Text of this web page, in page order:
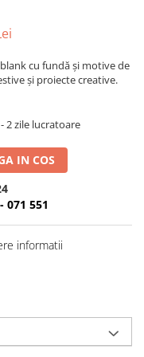
cu fundă și motive de
și proiecte creative.
2 zile lucratoare
IN COS
071 551
informatii